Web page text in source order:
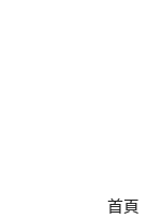
首頁